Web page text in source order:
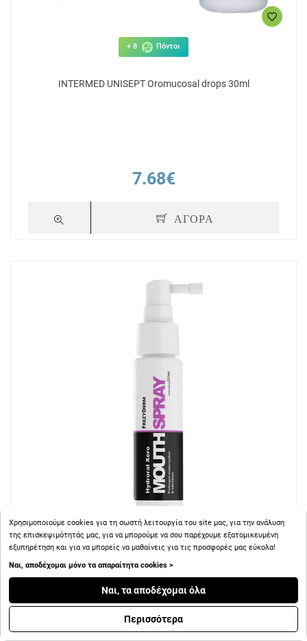
+ 8 Πόντοι
INTERMED UNISEPT Oromucosal drops 30ml
7.68€
ΑΓΟΡΑ
+ 6 Πόντοι
Frezyderm Mouth Spray Hydroral Xero, Σπρέι Στόματος για
Χρησιμοποιούμε cookies για τη σωστή λειτουργία του site μας, για την ανάλυση
της επισκεψιμότητάς μας, για να μπορούμε να σου παρέχουμε εξατομικευμένη
εξυπηρέτηση και για να μπορείς να μαθαίνεις για τις προσφορές μας εύκολα!
Ναι, αποδέχομαι μόνο τα απαραίτητα cookies >
Ναι, τα αποδέχομαι όλα
Περισσότερα